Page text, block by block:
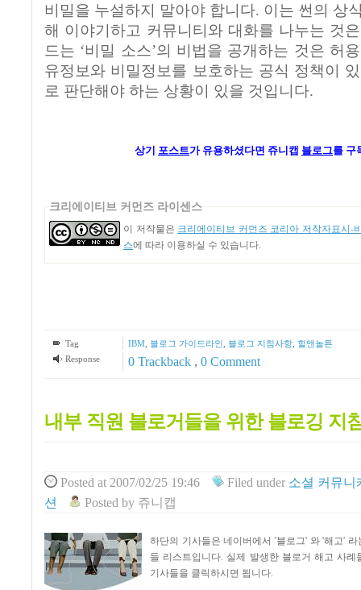
비밀을 누설하지 말아야 합니다. 이는 썬의 상
해 이야기하고 커뮤니티와 대화를 나누는 것
드는 ‘비밀 소스’의 비법을 공개하는 것은 허
유정보와 비밀정보를 보호하는 공식 정책이
로 판단해야 하는 상황이 있을 것입니다.
상기 포스트가유용하셨다면 쥬니캡 블로그를 구
크리에이티브 커먼즈 라이센스
이 저작물은 크리에이티브 커먼즈 코리아 저작자표시-
스에 따라 이용하실 수 있습니다.
Tag IBM, 블로그 가이드라인 블로그 지침사항, 힐앤놀튼
Response
0 Trackback , 0 Comment
내부 직원 블로거들을 위한 블로깅 지
Posted at 2007/02/25 19:46 Filed under 소셜 커뮤니
션
Posted by 쥬니캡
하단의 기사들은 네이버에서 '블로그' 와 '해고'
들 리스트입니다. 실제 발생한 블로거 해고 사
기사들을 클릭하시면 됩니다.